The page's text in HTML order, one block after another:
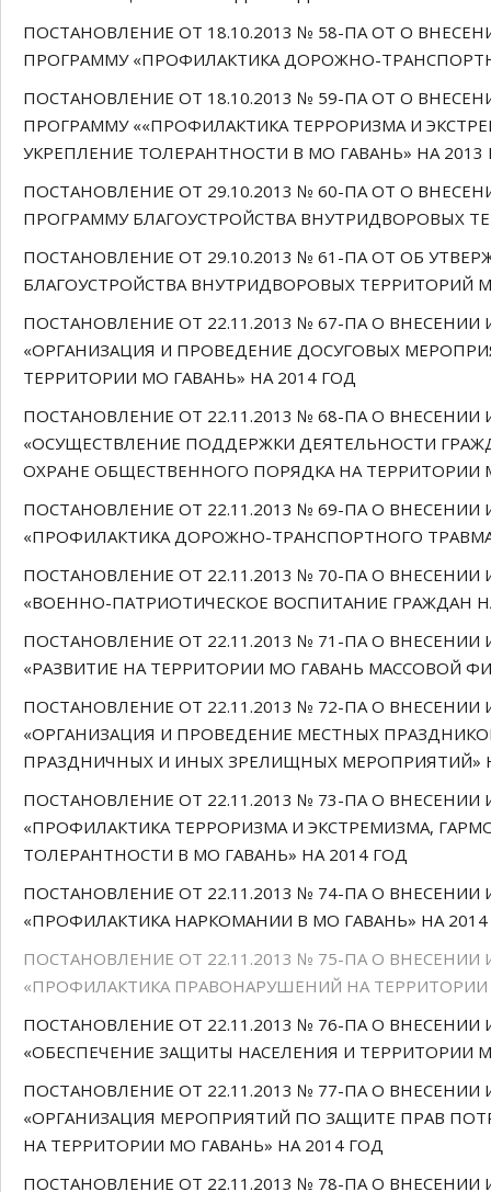
ПОСТАНОВЛЕНИЕ ОТ 18.10.2013 № 58-ПА ОТ О
ПРОГРАММУ «ПРОФИЛАКТИКА ДОРОЖНО-
ПОСТАНОВЛЕНИЕ ОТ 18.10.2013 № 59-ПА ОТ О
ПРОГРАММУ ««ПРОФИЛАКТИКА ТЕРРОРИЗМА И
УКРЕПЛЕНИЕ ТОЛЕРАНТНОСТИ В МО ГАВАНЬ» НА 2013
ПОСТАНОВЛЕНИЕ ОТ 29.10.2013 № 60-ПА ОТ О
ПРОГРАММУ БЛАГОУСТРОЙСТВА ВНУТРИДВОРОВЫХ
ПОСТАНОВЛЕНИЕ ОТ 29.10.2013 № 61-ПА ОТ ОБ
БЛАГОУСТРОЙСТВА ВНУТРИДВОРОВЫХ ТЕРРИТОРИЙ
ПОСТАНОВЛЕНИЕ ОТ 22.11.2013 № 67-ПА О
«ОРГАНИЗАЦИЯ И ПРОВЕДЕНИЕ ДОСУГОВЫХ
ТЕРРИТОРИИ МО ГАВАНЬ» НА 2014 ГОД
ПОСТАНОВЛЕНИЕ ОТ 22.11.2013 № 68-ПА О
«ОСУЩЕСТВЛЕНИЕ ПОДДЕРЖКИ ДЕЯТЕЛЬНОСТИ
ОХРАНЕ ОБЩЕСТВЕННОГО ПОРЯДКА НА ТЕРРИТОРИИ
ПОСТАНОВЛЕНИЕ ОТ 22.11.2013 № 69-ПА О
«ПРОФИЛАКТИКА ДОРОЖНО-ТРАНСПОРТНОГО
ПОСТАНОВЛЕНИЕ ОТ 22.11.2013 № 70-ПА О
«ВОЕННО-ПАТРИОТИЧЕСКОЕ ВОСПИТАНИЕ ГРАЖДАН
ПОСТАНОВЛЕНИЕ ОТ 22.11.2013 № 71-ПА О
«РАЗВИТИЕ НА ТЕРРИТОРИИ МО ГАВАНЬ МАССОВОЙ
ПОСТАНОВЛЕНИЕ ОТ 22.11.2013 № 72-ПА О
«ОРГАНИЗАЦИЯ И ПРОВЕДЕНИЕ МЕСТНЫХ
ПРАЗДНИЧНЫХ И ИНЫХ ЗРЕЛИЩНЫХ МЕРОПРИЯТИЙ»
ПОСТАНОВЛЕНИЕ ОТ 22.11.2013 № 73-ПА О
«ПРОФИЛАКТИКА ТЕРРОРИЗМА И ЭКСТРЕМИЗМА,
ТОЛЕРАНТНОСТИ В МО ГАВАНЬ» НА 2014 ГОД
ПОСТАНОВЛЕНИЕ ОТ 22.11.2013 № 74-ПА О
«ПРОФИЛАКТИКА НАРКОМАНИИ В МО ГАВАНЬ» НА
ПОСТАНОВЛЕНИЕ ОТ 22.11.2013 № 75-ПА О
«ПРОФИЛАКТИКА ПРАВОНАРУШЕНИЙ НА ТЕРРИТОРИИ
ПОСТАНОВЛЕНИЕ ОТ 22.11.2013 № 76-ПА О
«ОБЕСПЕЧЕНИЕ ЗАЩИТЫ НАСЕЛЕНИЯ И ТЕРРИТОРИИ
ПОСТАНОВЛЕНИЕ ОТ 22.11.2013 № 77-ПА О
«ОРГАНИЗАЦИЯ МЕРОПРИЯТИЙ ПО ЗАЩИТЕ ПРАВ
НА ТЕРРИТОРИИ МО ГАВАНЬ» НА 2014 ГОД
ПОСТАНОВЛЕНИЕ ОТ 22.11.2013 № 78-ПА О